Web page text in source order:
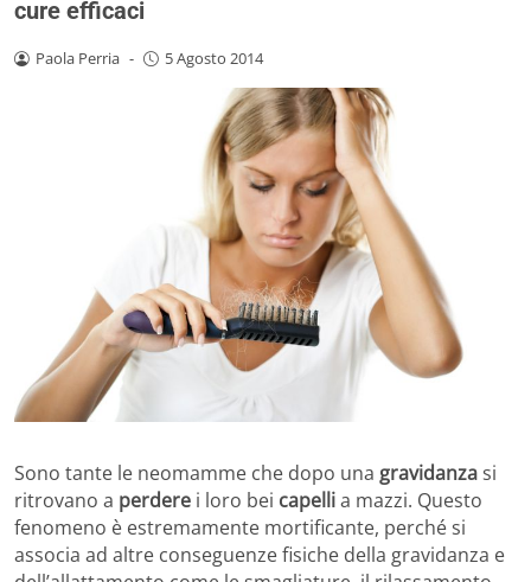
cure efficaci
Paola Perria - 5 Agosto 2014
Sono tante le neomamme che dopo una gravidanzasi
ritrovano a perdere i loro bei capellia mazzi. Questo
fenomeno è estremamente mortificante, perché si
associa ad altre conseguenze fisiche della gravidanza e